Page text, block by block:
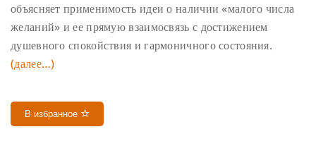
объясняет применимость идеи о наличии «малого числа
желаний» и ее прямую взаимосвязь с достижением
душевного спокойствия и гармоничного состояния.
(далее…)
В избранное